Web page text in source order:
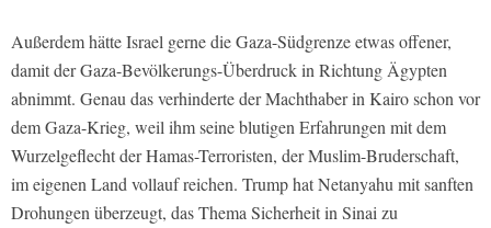
Außerdem hätte Israel gerne die Gaza-Südgrenze etwas offener,
damit der Gaza-Bevölkerungs-Überdruck in Richtung Ägypten
abnimmt. Genau das verhinderte der Machthaber in Kairo schon vor
dem Gaza-Krieg, weil ihm seine blutigen Erfahrungen mit dem
Wurzelgeflecht der Hamas-Terroristen, der Muslim-Bruderschaft,
im eigenen Land vollauf reichen. Trump hat Netanyahu mit sanften
Drohungen überzeugt, das Thema Sicherheit in Sinai zu